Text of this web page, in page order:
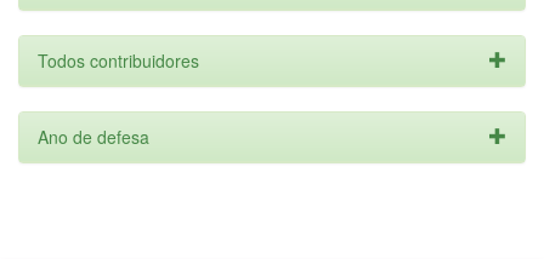
Todos contribuidores
Ano de defesa